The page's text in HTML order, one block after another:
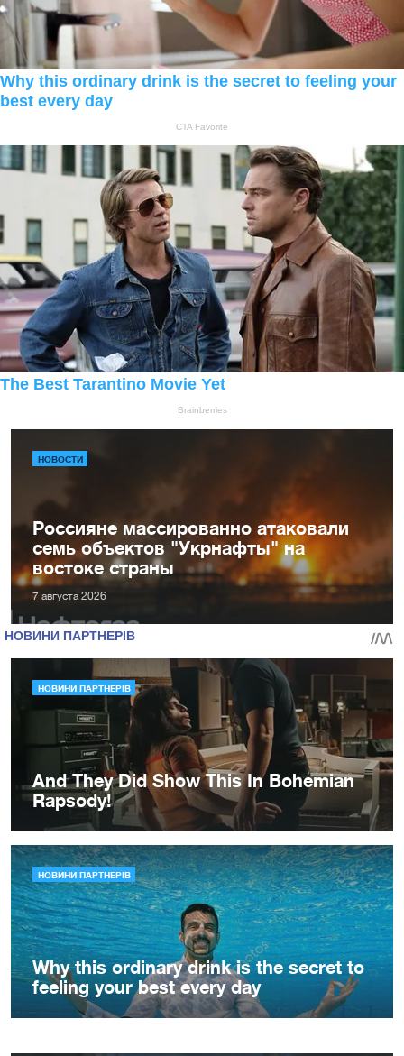
НОВОСТИ
Россияне массированно атаковали
семь объектов "Укрнафты" на
востоке страны
7 августа 2026